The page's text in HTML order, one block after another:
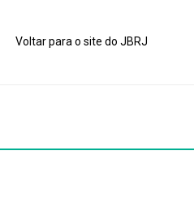
Voltar para o site do JBRJ